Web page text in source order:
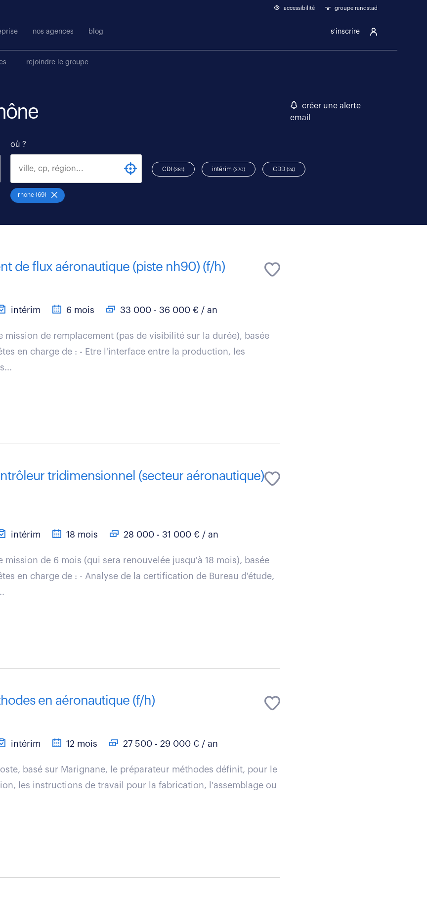
s'inscrire
accessibilité groupe randstad
nos agences blog
rejoindre le groupe
créer une alerte
email
où ?
rhone (69)
CDI(381) intérim(370) CDD(24)
de flux aéronautique (piste nh90) (f/h)
intérim 6 mois 33 000 - 36 000 € / an
mission de remplacement (pas de visibilité sur la durée), basée
en charge de : - Etre l'interface entre la production, les
tridimensionnel (secteur aéronautique)
intérim 18 mois 28 000 - 31 000 € / an
mission de 6 mois (qui sera renouvelée jusqu'à 18 mois), basée
en charge de : - Analyse de la certification de Bureau d'étude,
en aéronautique (f/h)
intérim 12 mois 27 500 - 29 000 € / an
basé sur Marignane, le préparateur méthodes définit, pour le
les instructions de travail pour la fabrication, l'assemblage ou